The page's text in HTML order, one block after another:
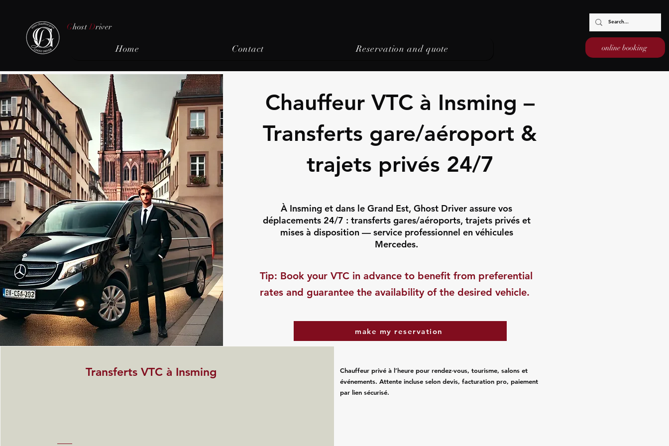
Ghost Driver
Home Contact Reservation and quote online booking
Chauffeur VTC à Insming –
Transferts gare/aéroport &
trajets privés 24/7
À Insming et dans le Grand Est, Ghost Driver assure vos
déplacements 24/7 : transferts gares/aéroports, trajets privés et
mises à disposition — service professionnel en véhicules
Mercedes.
​Tip: Book your VTC in advance to benefit from preferential
rates and guarantee the availability of the desired vehicle.
make my reservation
Transferts VTC à Insming
Chauffeur privé à l’heure pour rendez‑vous, tourisme, salons et
événements. Attente incluse selon devis, facturation pro, paiement
par lien sécurisé.